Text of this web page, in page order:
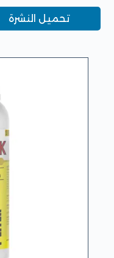
تحميل النشرة